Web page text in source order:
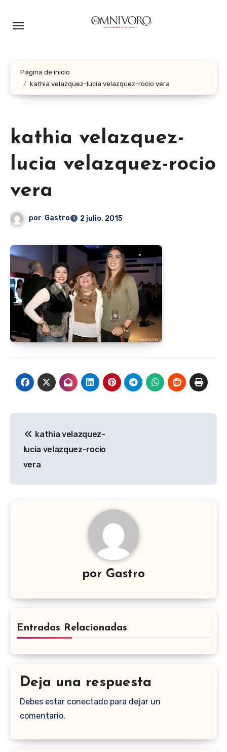
Página de inicio
kathia velazquez-lucia velazquez-rocio vera
kathia velazquez-
lucia velazquez-rocio
vera
por Gastro 2 julio, 2015
de
entradas
kathia velazquez-
lucia velazquez-rocio
vera
por Gastro
Entradas Relacionadas
Deja una respuesta
Debes estar conectado para dejar un
comentario.